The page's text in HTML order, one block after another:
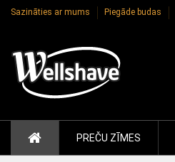
Sazināties ar mums Piegāde budas
PREČU ZĪMES